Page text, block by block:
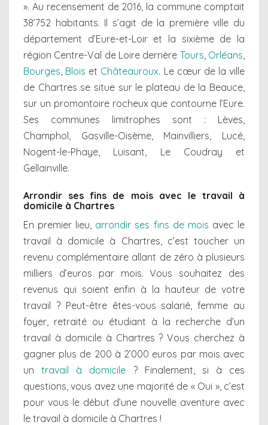
». Au recensement de 2016, la commune comptait
38’752 habitants. Il s’agit de la première ville du
département d’Eure-et-Loir et la sixième de la
région Centre-Val de Loire derrière Tours, Orléans,
Bourges, Blois et Châteauroux. Le cœur de la ville
de Chartres se situe sur le plateau de la Beauce,
sur un promontoire rocheux que contourne l’Eure.
Ses communes limitrophes sont : Lèves,
Champhol, Gasville-Oisème, Mainvilliers, Lucé,
Nogent-le-Phaye, Luisant, Le Coudray et
Gellainville.
Arrondir ses fins de mois avec le travail à
domicile à Chartres
En premier lieu, arrondir ses fins de mois avec le
travail à domicile à Chartres, c’est toucher un
revenu complémentaire allant de zéro à plusieurs
milliers d’euros par mois. Vous souhaitez des
revenus qui soient enfin à la hauteur de votre
travail ? Peut-être êtes-vous salarié, femme au
foyer, retraité ou étudiant à la recherche d’un
travail à domicile à Chartres ? Vous cherchez à
gagner plus de 200 à 2’000 euros par mois avec
untravail à domicile ? Finalement, si à ces
questions, vous avez une majorité de « Oui », c’est
pour vous le début d’une nouvelle aventure avec
le travail à domicile à Chartres !